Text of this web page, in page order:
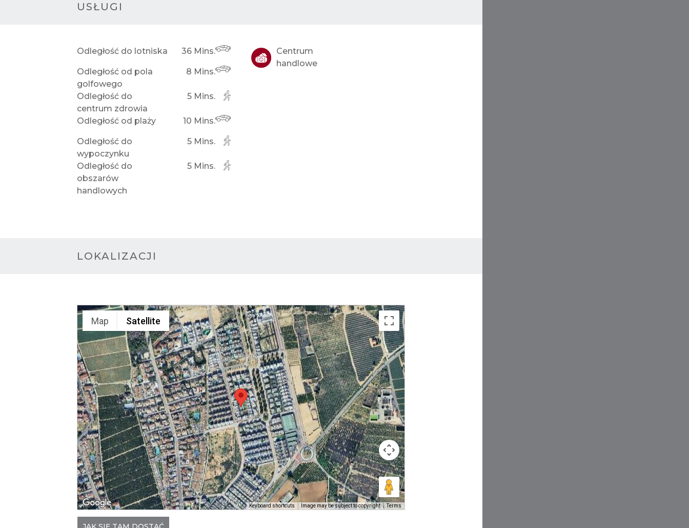
USŁUGI
Odległość do lotniska 36 Mins.
Odległość od pola
golfowego
8 Mins.
Odległość do
centrum zdrowia
5 Mins.
Odległość od plaży 10 Mins.
Odległość do
wypoczynku
5 Mins.
Odległość do
obszarów
handlowych
5 Mins.
Centrum
handlowe
LOKALIZACJI
Map Satellite
Keyboard shortcuts Image may be subject to copyright Terms